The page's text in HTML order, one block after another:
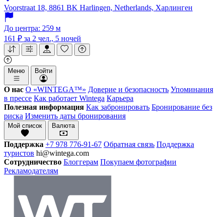
Voorstraat 18, 8861 BK Harlingen, Netherlands, Харлинген
До центра: 259 м
161 ₽ за 2 чел., 5 ночей
Меню Войти
О нас О «WINTEGA™» Доверие и безопасность Упоминания
в прессе Как работает Wintega Карьера
Полезная информация Как забронировать Бронирование без
риска Изменить даты бронирования
Мой список Валюта
Поддержка +7 978 776-91-67 Обратная связь Поддержка
туристов hi@wintega.com
Сотрудничество Блоггерам Покупаем фотографии
Рекламодателям